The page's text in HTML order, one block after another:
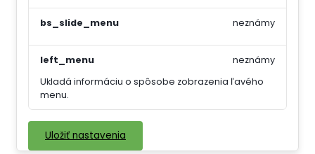
bs_slide_menu neznámy
left_menu
Ukladá informáciu o spôsobe zobrazenia ľavého
menu.
neznámy
Uložiť nastavenia